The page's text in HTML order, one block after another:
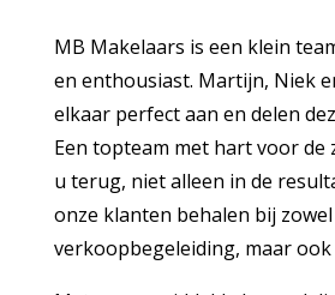
MB Makelaars is een klein
en enthousiast. Martijn, Niek
elkaar perfect aan en delen
Een topteam met hart voor de
u terug, niet alleen in de
onze klanten behalen bij
verkoopbegeleiding, maar ook